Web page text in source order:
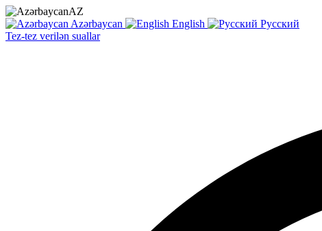
AZ
Azərbaycan
English
Русский
Tez-tez verilən suallar